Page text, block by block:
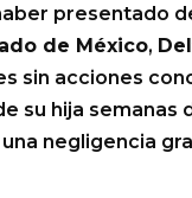
presentado
de México,
sin acciones
su hija semanas
negligencia